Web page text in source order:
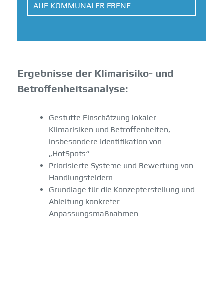
AUF KOMMUNALER EBENE
Ergebnisse der Klimarisiko- und
Betroffenheitsanalyse:
Gestufte Einschätzung lokaler
Klimarisiken und Betroffenheiten,
insbesondere Identifikation von
„HotSpots“
Priorisierte Systeme und Bewertung von
Handlungsfeldern
Grundlage für die Konzepterstellung und
Ableitung konkreter
Anpassungsmaßnahmen